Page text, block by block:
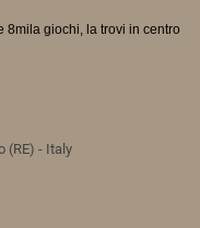
8mila giochi, la trovi in centro
(RE) - Italy